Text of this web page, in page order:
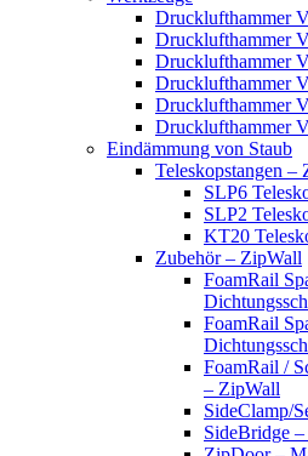
Drucklufthammer
Drucklufthammer
Drucklufthammer
Drucklufthammer
Drucklufthammer
Drucklufthammer
Eindämmung von Staub
Teleskopstangen –
SLP6
SLP2
KT20
Zubehör – ZipWall
FoamRail
FoamRail
FoamRail /
– ZipWall
SideClamp/
SideBridge